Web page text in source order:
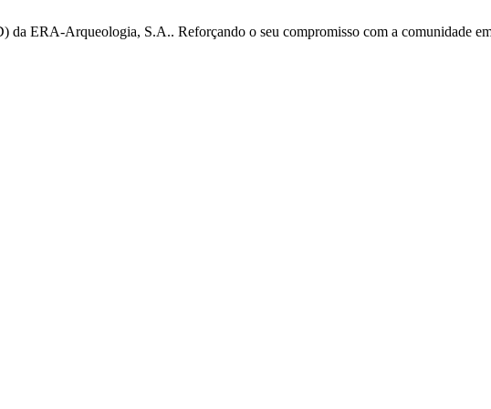
ERA-Arqueologia, S.A.. Reforçando o seu compromisso com a comunidade